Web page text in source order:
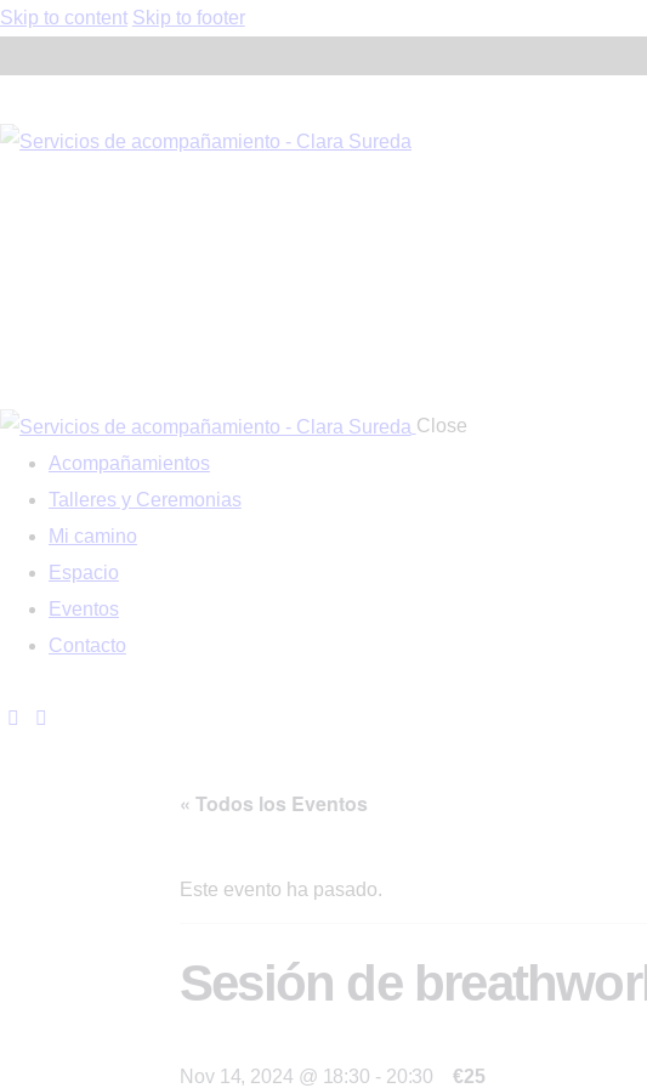
Skip to content Skip to footer
Close
Acompañamientos
Talleres y Ceremonias
Mi camino
Espacio
Eventos
Contacto
« Todos los Eventos
Este evento ha pasado.
Sesión de
Nov 14, 2024 @ 18:30 - 20:30 €25